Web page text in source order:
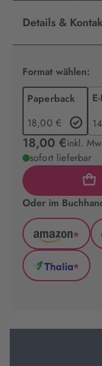
Details &
Format wählen:
Paperback
18,00 €
18,00 €inkl.
sofort lieferbar
Oder im
Amazon
(wird
in
neuem
*
Thalia
Tab
*